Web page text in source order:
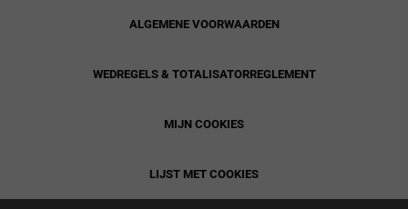
ALGEMENE VOORWAARDEN
WEDREGELS & TOTALISATORREGLEMENT
MIJN COOKIES
LIJST MET COOKIES